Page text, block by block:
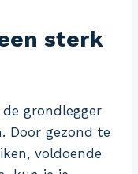
sterk
grondlegger
Door gezond te
voldoende